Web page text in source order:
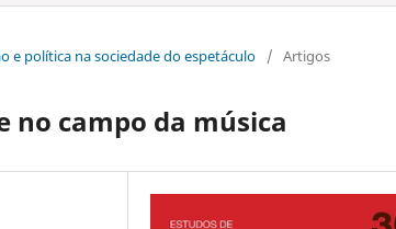
e política na sociedade do espetáculo / Artigos
campo da música